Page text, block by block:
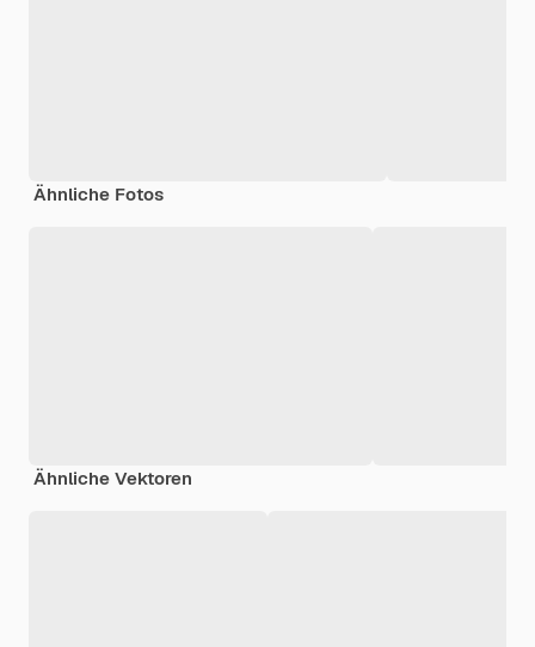
Ähnliche Fotos
Ähnliche Vektoren